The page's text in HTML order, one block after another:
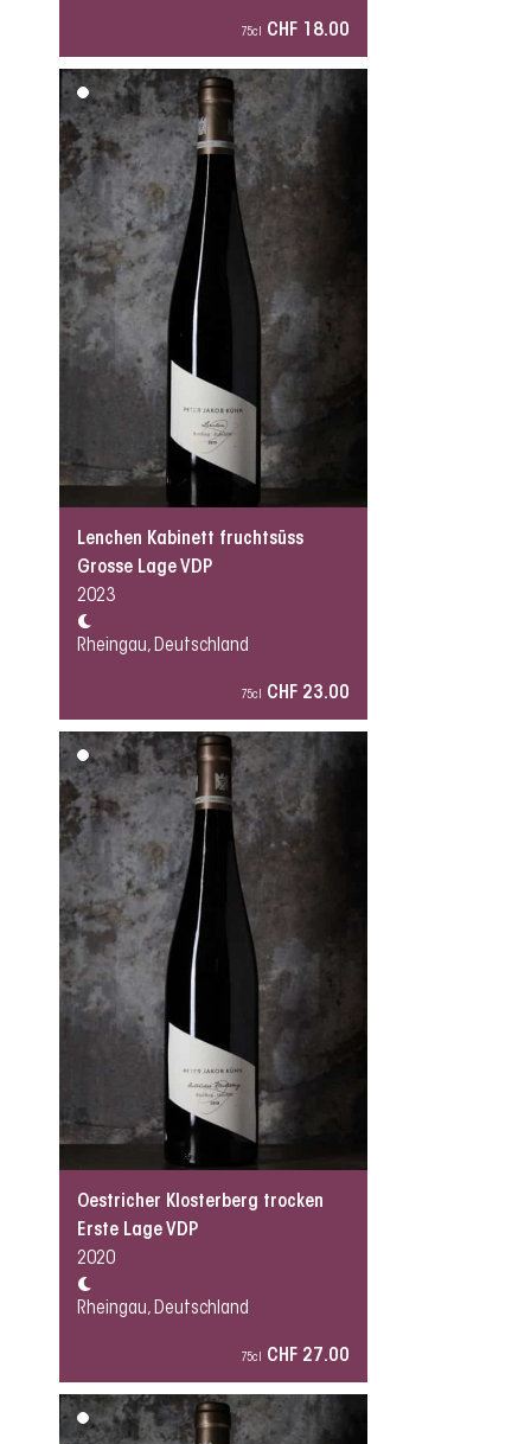
75cl CHF 18.00
Lenchen Kabinett fruchtsüss
Grosse Lage VDP
2023
Rheingau, Deutschland
75cl CHF 23.00
Oestricher Klosterberg trocken
Erste Lage VDP
2020
Rheingau, Deutschland
75cl CHF 27.00